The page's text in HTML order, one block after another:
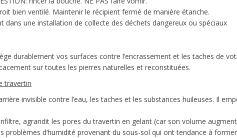
bien ventilé. Maintenir le récipient fermé de manière étanche.
dans une installation de collecte des déchets dangereux ou spéciaux
durablement vos surfaces contre l’encrassement et les taches de
sur toutes les pierres naturelles et reconstituées.
travertin
invisible contre l’eau, les taches et les substances huileuses. Il
agrandit les pores du travertin en gelant (car son volume
d’humidité provenant du sous-sol qui ont tendance à